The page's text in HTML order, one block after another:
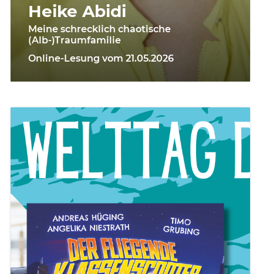
Heike Abidi
Meine schrecklich chaotische
(Alb-)Traumfamilie
Online-Lesung vom 21.05.2026